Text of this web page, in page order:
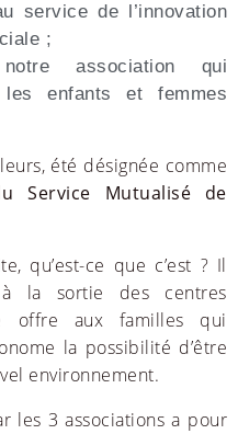
service de l’innovation
;
notre association qui
les enfants et femmes
été désignée comme
Service Mutualisé de
qu’est-ce que c’est ? Il
la sortie des centres
offre aux familles qui
la possibilité d’être
environnement.
les 3 associations a pour